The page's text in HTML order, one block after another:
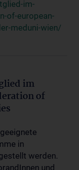
im-
of-european-
meduni-wien/
im
of
in
werden.
und